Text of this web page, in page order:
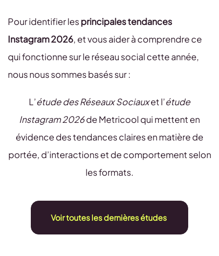
Pour identifier lesprincipales tendances
Instagram 2026, et vous aider à comprendre ce
qui fonctionne sur le réseau social cette année,
nous nous sommes basés sur :
L’étude des Réseaux Sociauxet l’étude
Instagram 2026de Metricool qui mettent en
évidence des tendances claires en matière de
portée, d’interactions et de comportement selon
les formats.
Voir toutes les dernières études